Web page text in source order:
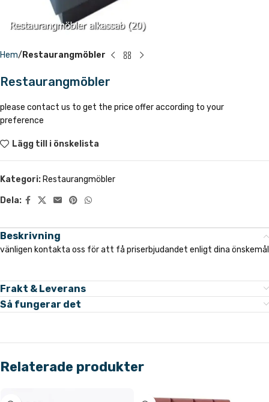
Hem Restaurangmöbler
Restaurangmöbler
please contact us to get the price offer according to your
preference
Lägg till i önskelista
Kategori: Restaurangmöbler
Dela:
Beskrivning
vänligen kontakta oss för att få priserbjudandet enligt dina önskemål
Frakt & Leverans
Så fungerar det
Relaterade produkter